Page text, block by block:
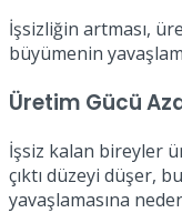
İşsizliğin artması,
büyümenin
Üretim Gücü
İşsiz kalan bireyler
çıktı düzeyi düşer,
yavaşlamasına